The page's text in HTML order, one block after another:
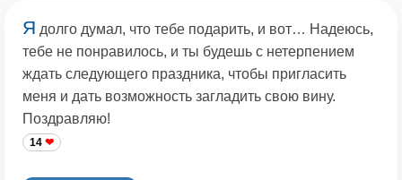
Я долго думал, что тебе подарить, и вот… Надеюсь,
тебе не понравилось, и ты будешь с нетерпением
ждать следующего праздника, чтобы пригласить
меня и дать возможность загладить свою вину.
Поздравляю!
14